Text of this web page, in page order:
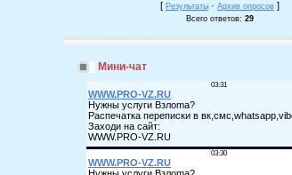
[ Результаты · Архив опросов ]
Всего ответов: 29
Мини-чат